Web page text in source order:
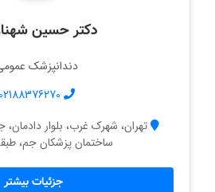
دکتر حسین
دندانپزشک
02188376270
تهران، شهرک غرب، بلوار دادمان،
ساختمان پزشکان جم، طبقه 2
جزئیات بیشتر